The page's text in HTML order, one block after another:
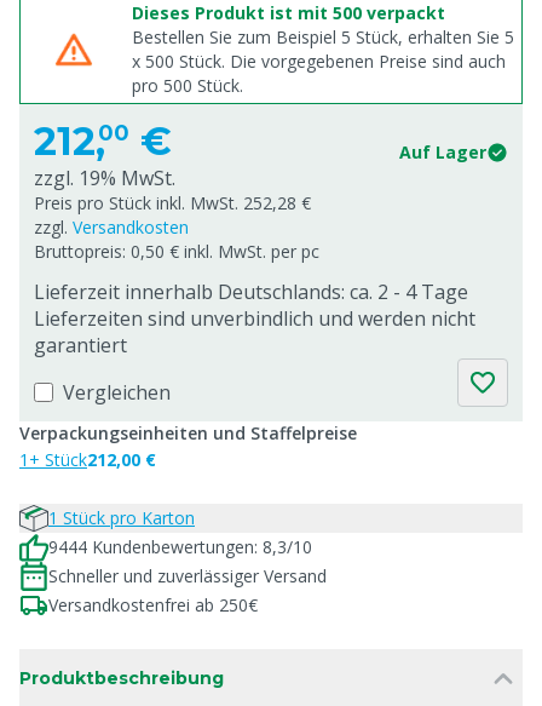
Dieses Produkt ist mit 500 verpackt
Bestellen Sie zum Beispiel 5 Stück, erhalten Sie 5
x 500 Stück. Die vorgegebenen Preise sind auch
pro 500 Stück.
212,00 € Auf Lager
zzgl. 19% MwSt.
Preis pro Stück inkl. MwSt. 252,28 €
zzgl. Versandkosten
Bruttopreis: 0,50 € inkl. MwSt. per pc
Lieferzeit innerhalb Deutschlands: ca. 2 - 4 Tage
Lieferzeiten sind unverbindlich und werden nicht
garantiert
Vergleichen
Verpackungseinheiten und Staffelpreise
1+ Stück212,00 €
1 Stück pro Karton
9444 Kundenbewertungen: 8,3/10
Schneller und zuverlässiger Versand
Versandkostenfrei ab 250€
Produktbeschreibung